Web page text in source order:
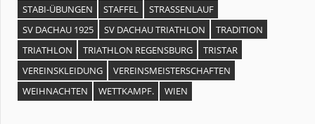
STABI-ÜBUNGEN
STAFFEL
STRASSENLAUF
SV DACHAU 1925
SV DACHAU TRIATHLON
TRADITION
TRIATHLON
TRIATHLON REGENSBURG
TRISTAR
VEREINSKLEIDUNG
VEREINSMEISTERSCHAFTEN
WEIHNACHTEN
WETTKAMPF. WIEN